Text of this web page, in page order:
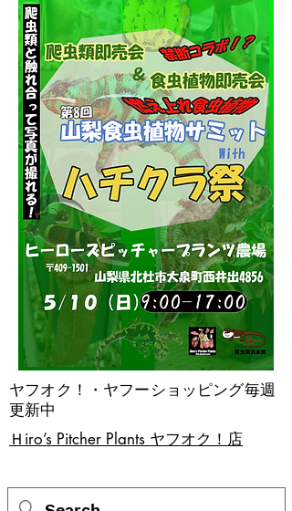
​Ｈiro’s Pitcher Plants ヤフオク！店
ヤフオク！・ヤフーショッピング毎週
更新中